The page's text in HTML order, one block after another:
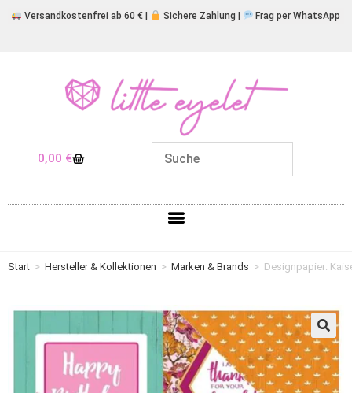
Versandkostenfrei ab 60 € | Sichere Zahlung | Frag per WhatsApp
0,00 €
Start > Hersteller & Kollektionen > Marken & Brands > Designpapier: